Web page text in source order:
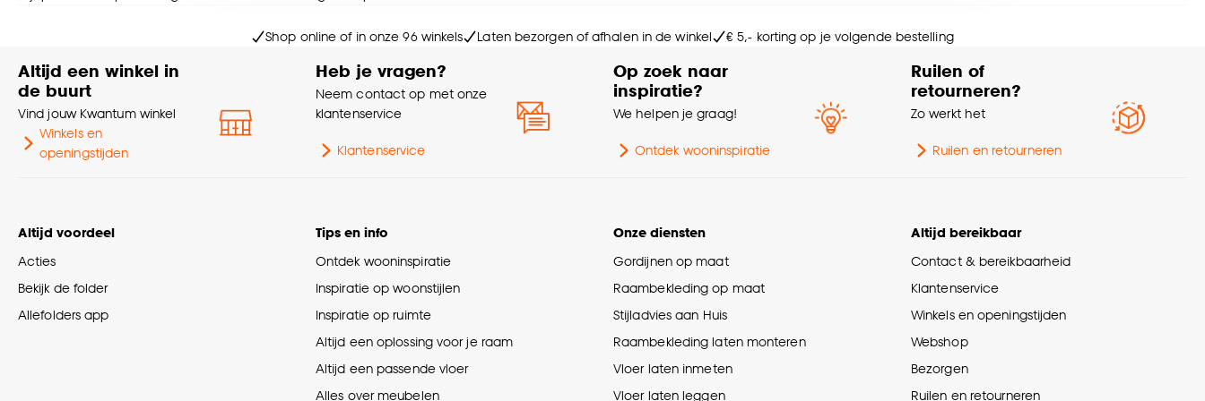
Goed om te weten is dat je deze keuze altijd nog kan aanpassen, bekijk hiervoor onze
Shop online of in onze 96 winkels Laten bezorgen of afhalen in de winkel € 5,- korting op je volgende bestelling
Altijd een winkel in
de buurt
Vind jouw Kwantum winkel
Winkels en
openingstijden
Heb je vragen?
Neem contact op met onze
klantenservice
Klantenservice
Op zoek naar
inspiratie?
We helpen je graag!
Ontdek wooninspiratie
Ruilen of
retourneren?
Zo werkt het
Ruilen en retourneren
Altijd voordeel
Acties
Bekijk de folder
Allefolders app
Tips en info
Ontdek wooninspiratie
Inspiratie op woonstijlen
Inspiratie op ruimte
Altijd een oplossing voor je raam
Altijd een passende vloer
Alles over meubelen
Onze diensten
Gordijnen op maat
Raambekleding op maat
Stijladvies aan Huis
Raambekleding laten monteren
Vloer laten inmeten
Vloer laten leggen
Altijd bereikbaar
Contact & bereikbaarheid
Klantenservice
Winkels en openingstijden
Webshop
Bezorgen
Ruilen en retourneren